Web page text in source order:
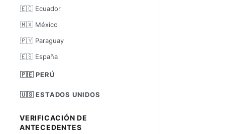
🇪🇨 Ecuador
🇲🇽 México
🇵🇾 Paraguay
🇪🇸 España
🇵🇪 PERÚ
🇺🇸 ESTADOS UNIDOS
VERIFICACIÓN DE
ANTECEDENTES